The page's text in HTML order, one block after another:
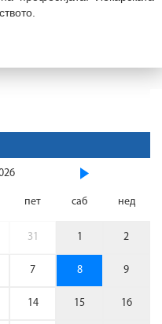
пет саб нед
31 1 2
7 8 9
14 15 16